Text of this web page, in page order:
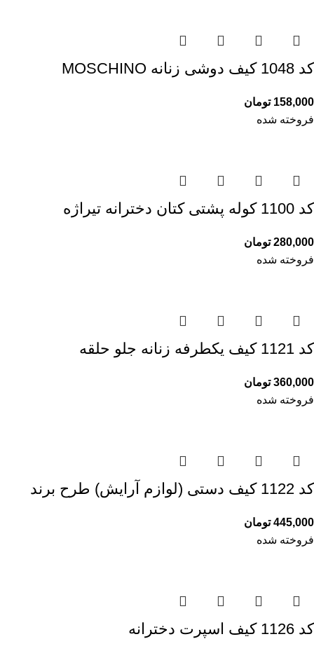
کد 1048 کیف دوشی زنانه MOSCHINO
158,000 تومان
فروخته شده
کد 1100 کوله پشتی کتان دخترانه تیراژه
280,000 تومان
فروخته شده
کد 1121 کیف یکطرفه زنانه جلو حلقه
360,000 تومان
فروخته شده
کد 1122 کیف دستی (لوازم آرایش) طرح برند
445,000 تومان
فروخته شده
کد 1126 کیف اسپرت دخترانه